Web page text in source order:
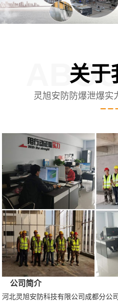
关于
灵旭安防防爆泄爆实
公司简介
河北灵旭安防科技有限公司成都分公